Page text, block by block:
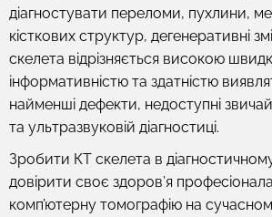
діагностувати переломи, пухлини,
кісткових структур, дегенеративні
скелета відрізняється високою
інформативністю та здатністю
найменші дефекти, недоступні
та ультразвуковій діагностиці.
Зробити КТ скелета в
довірити своє здоров’я
комп’ютерну томографію на